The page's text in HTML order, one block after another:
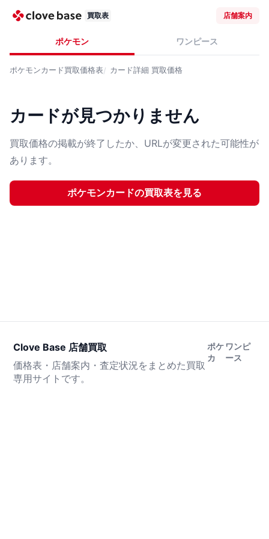
買取表 店舗案内
ポケモン ワンピース
ポケモンカード買取価格表 カード詳細 買取価格
カードが見つかりません
買取価格の掲載が終了したか、URLが変更された可能性が
あります。
ポケモンカードの買取表を見る
Clove Base 店舗買取
価格表・店舗案内・査定状況をまとめた買取
専用サイトです。
ポケ
カ
ワンピ
ース